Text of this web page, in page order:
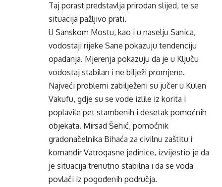
Taj porast predstavlja prirodan slijed, te se
situacija pažljivo prati.
U Sanskom Mostu, kao i u naselju Sanica,
vodostaji rijeke Sane pokazuju tendenciju
opadanja. Mjerenja pokazuju da je u Ključu
vodostaj stabilan i ne bilježi promjene.
Najveći problemi zabilježeni su jučer u Kulen
Vakufu, gdje su se vode izlile iz korita i
poplavile pet stambenih i desetak pomoćnih
objekata. Mirsad Šehić, pomoćnik
gradonačelnika Bihaća za civilnu zaštitu i
komandir Vatrogasne jedinice, izvijestio je da
je situacija trenutno stabilna i da se voda
povlači iz pogođenih područja.